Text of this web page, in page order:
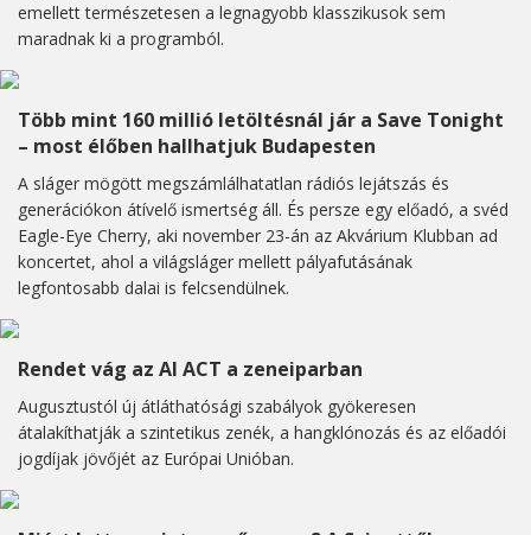
emellett természetesen a legnagyobb klasszikusok sem
maradnak ki a programból.
Több mint 160 millió letöltésnál jár a Save Tonight
– most élőben hallhatjuk Budapesten
A sláger mögött megszámlálhatatlan rádiós lejátszás és
generációkon átívelő ismertség áll. És persze egy előadó, a svéd
Eagle-Eye Cherry, aki november 23-án az Akvárium Klubban ad
koncertet, ahol a világsláger mellett pályafutásának
legfontosabb dalai is felcsendülnek.
Rendet vág az AI ACT a zeneiparban
Augusztustól új átláthatósági szabályok gyökeresen
átalakíthatják a szintetikus zenék, a hangklónozás és az előadói
jogdíjak jövőjét az Európai Unióban.